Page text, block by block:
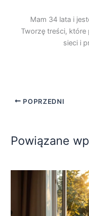
Mam 34 lata i
Tworzę treści,
sieci i
POPRZEDNI
Powiązane